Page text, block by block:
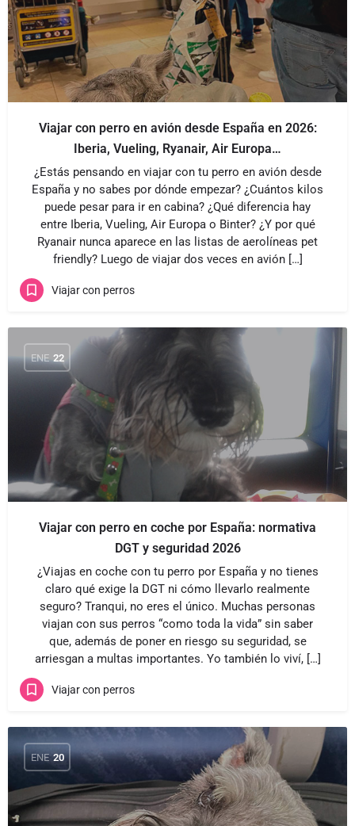
Viajar con perro en avión desde España en 2026:
Iberia, Vueling, Ryanair, Air Europa…
¿Estás pensando en viajar con tu perro en avión desde
España y no sabes por dónde empezar? ¿Cuántos kilos
puede pesar para ir en cabina? ¿Qué diferencia hay
entre Iberia, Vueling, Air Europa o Binter? ¿Y por qué
Ryanair nunca aparece en las listas de aerolíneas pet
friendly? Luego de viajar dos veces en avión […]
Viajar con perros
ENE 22
Viajar con perro en coche por España: normativa
DGT y seguridad 2026
¿Viajas en coche con tu perro por España y no tienes
claro qué exige la DGT ni cómo llevarlo realmente
seguro? Tranqui, no eres el único. Muchas personas
viajan con sus perros “como toda la vida” sin saber
que, además de poner en riesgo su seguridad, se
arriesgan a multas importantes. Yo también lo viví, […]
Viajar con perros
ENE 20